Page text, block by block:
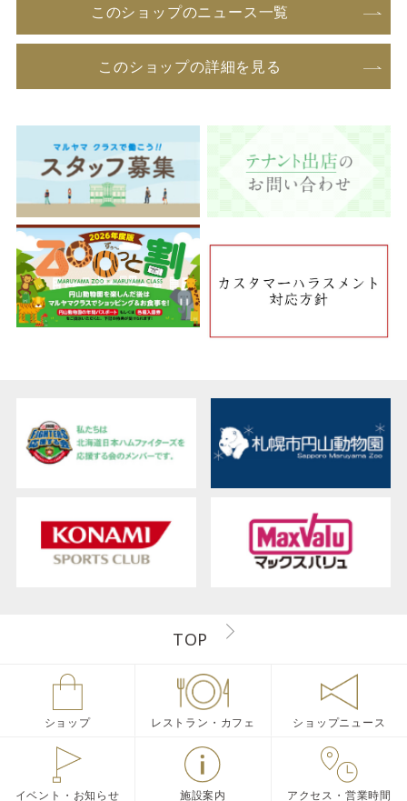
このショップのニュース一覧
このショップの詳細を見る
TOP
ショップ レストラン・カフェ ショップニュース
イベント・お知らせ 施設案内 アクセス・営業時間